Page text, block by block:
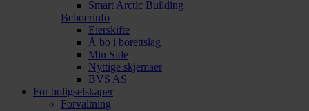
Smart Arctic Building
Beboerinfo
Eierskifte
Å bo i borettslag
Min Side
Nyttige skjemaer
BVS AS
For boligselskaper
Forvaltning